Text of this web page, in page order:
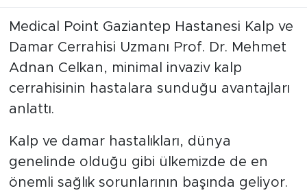
Medical Point Gaziantep Hastanesi Kalp ve
Damar Cerrahisi Uzmanı Prof. Dr. Mehmet
Adnan Celkan, minimal invaziv kalp
cerrahisinin hastalara sunduğu avantajları
anlattı.
Kalp ve damar hastalıkları, dünya
genelinde olduğu gibi ülkemizde de en
önemli sağlık sorunlarının başında geliyor.